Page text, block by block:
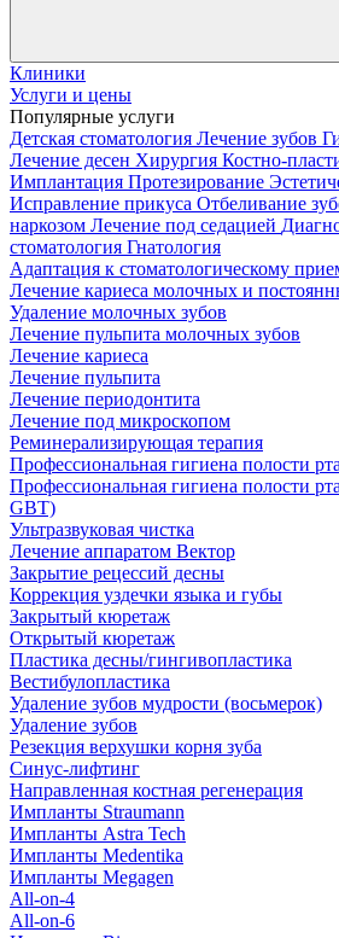
Клиники
Услуги и цены
Популярные услуги
Детская стоматология Лечение зубов
Лечение десен Хирургия Костно-
Имплантация Протезирование
Исправление прикуса Отбеливание
наркозом Лечение под седацией
стоматология Гнатология
Адаптация к стоматологическому
Лечение кариеса молочных и
Удаление молочных зубов
Лечение пульпита молочных зубов
Лечение кариеса
Лечение пульпита
Лечение периодонтита
Лечение под микроскопом
Реминерализирующая терапия
Профессиональная гигиена полости
Профессиональная гигиена полости
GBT)
Ультразвуковая чистка
Лечение аппаратом Вектор
Закрытие рецессий десны
Коррекция уздечки языка и губы
Закрытый кюретаж
Открытый кюретаж
Пластика десны/гингивопластика
Вестибулопластика
Удаление зубов мудрости (восьмерок)
Удаление зубов
Резекция верхушки корня зуба
Синус-лифтинг
Направленная костная регенерация
Импланты Straumann
Импланты Astra Tech
Импланты Medentika
Импланты Megagen
All-on-4
All-on-6